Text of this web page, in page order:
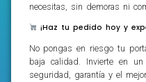
necesitas, sin demoras ni
¡Haz tu pedido hoy y
No pongas en riesgo tu
baja calidad. Invierte en
seguridad, garantía y el